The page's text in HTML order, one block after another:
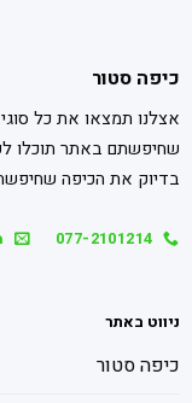
כיפה סטור
אצלנו תמצאו את כל
שחיפשתם באתר תוכלו
בדיוק את הכיפה
077-2101214
ניווט באתר
כיפה סטור